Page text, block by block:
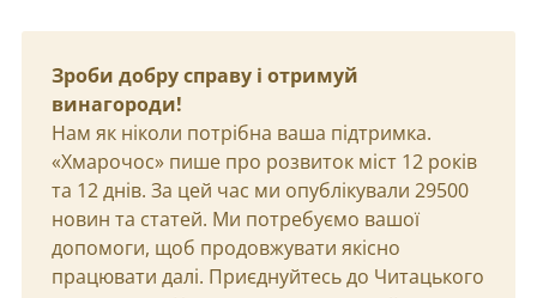
Зроби добру справу і отримуй
винагороди!
Нам як ніколи потрібна ваша підтримка.
«Хмарочос» пише про розвиток міст 12 років
та 12 днів. За цей час ми опублікували 29500
новин та статей. Ми потребуємо вашої
допомоги, щоб продовжувати якісно
працювати далі. Приєднуйтесь до Читацького